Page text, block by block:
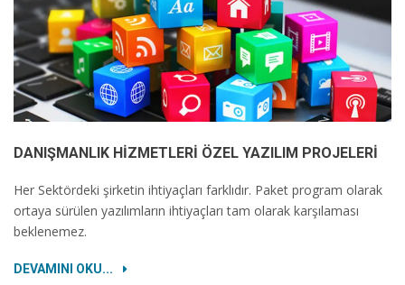
DANIŞMANLIK HIZMETLERI ÖZEL YAZILIM PROJELERI
Her Sektördeki şirketin ihtiyaçları farklıdır. Paket program olarak
ortaya sürülen yazılımların ihtiyaçları tam olarak karşılaması
beklenemez.
DEVAMINI OKU...